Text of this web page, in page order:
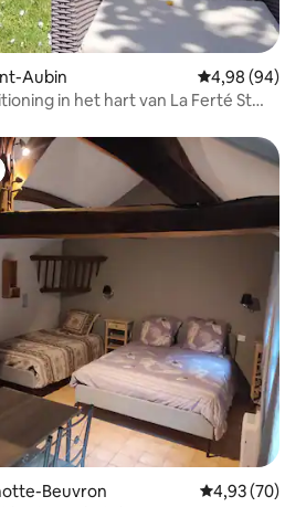
Aubin Gemiddelde
4,98 (94)
in het hart van La Ferté St
Beuvron Gemiddelde
4,93 (70)